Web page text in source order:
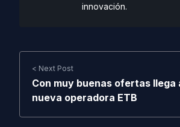
innovación.
< Next Post
Con muy buenas ofertas llega
nueva operadora ETB